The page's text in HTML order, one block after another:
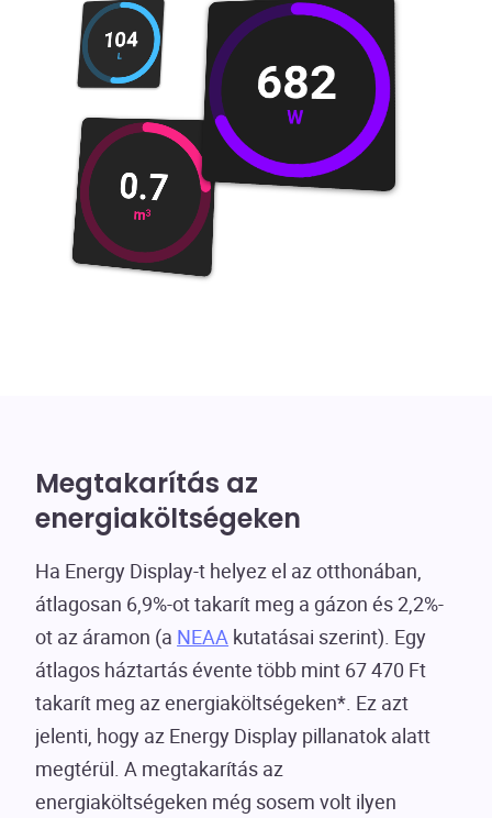
189
L 473
W
1.8
m3
Megtakarítás az
energiaköltségeken
Ha Energy Display-t helyez el az otthonában,
átlagosan 6,9%-ot takarít meg a gázon és 2,2%-
ot az áramon (a NEAA kutatásai szerint). Egy
átlagos háztartás évente több mint 67 470 Ft
takarít meg az energiaköltségeken*. Ez azt
jelenti, hogy az Energy Display pillanatok alatt
megtérül. A megtakarítás az
energiaköltségeken még sosem volt ilyen